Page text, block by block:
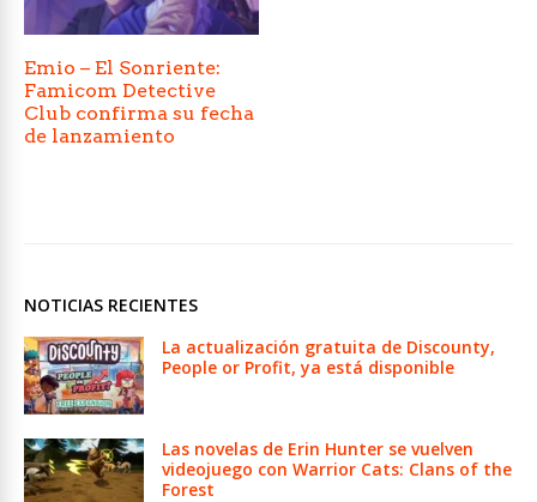
Emio – El Sonriente:
Famicom Detective
Club confirma su fecha
de lanzamiento
NOTICIAS RECIENTES
La actualización gratuita de Discounty,
People or Profit, ya está disponible
Las novelas de Erin Hunter se vuelven
videojuego con Warrior Cats: Clans of the
Forest